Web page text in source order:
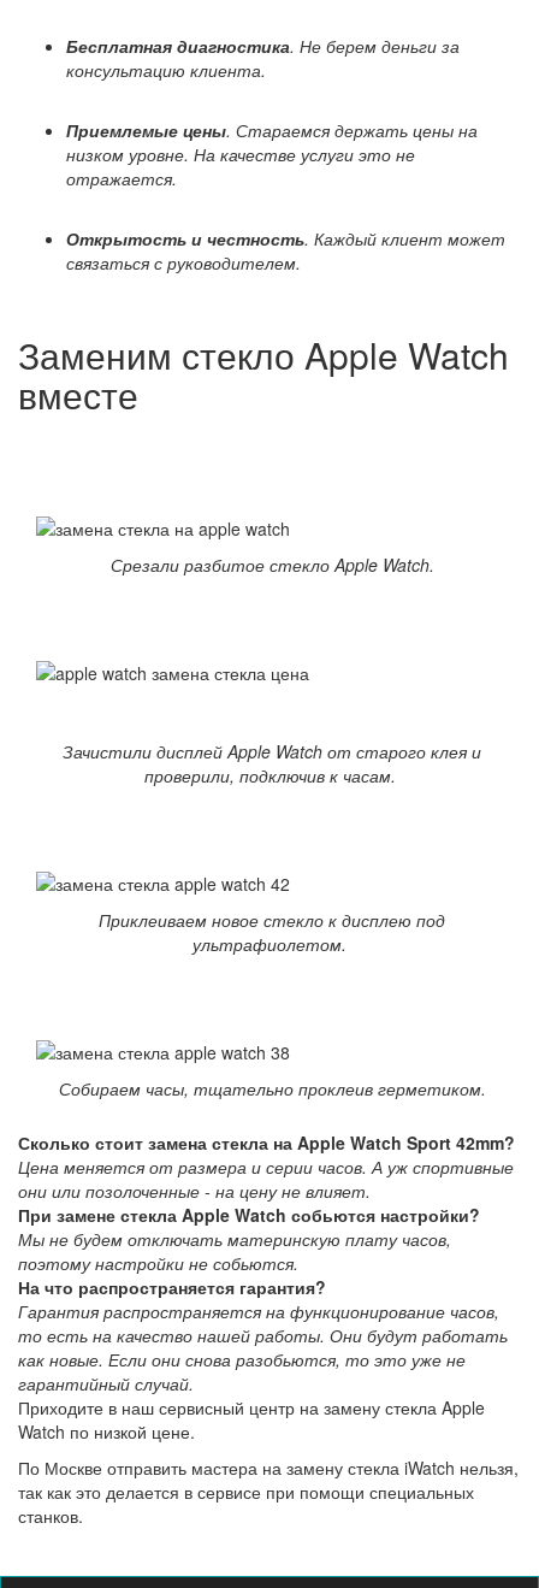
Бесплатная диагностика. Не берем деньги за
консультацию клиента.
Приемлемые цены. Стараемся держать цены на
низком уровне. На качестве услуги это не
отражается.
Открытость и честность. Каждый клиент может
связаться с руководителем.
Заменим стекло Apple Watch
вместе
Срезали разбитое стекло Apple Watch.
Зачистили дисплей Apple Watch от старого клея и
проверили, подключив к часам.
Приклеиваем новое стекло к дисплею под
ультрафиолетом.
Собираем часы, тщательно проклеив герметиком.
Сколько стоит замена стекла на Apple Watch Sport 42mm?
Цена меняется от размера и серии часов. А уж спортивные
они или позолоченные - на цену не влияет.
При замене стекла Apple Watch собьются настройки?
Мы не будем отключать материнскую плату часов,
поэтому настройки не собьются.
На что распространяется гарантия?
Гарантия распространяется на функционирование часов,
то есть на качество нашей работы. Они будут работать
как новые. Если они снова разобьются, то это уже не
гарантийный случай.
Приходите в наш сервисный центр на замену стекла Apple
Watch по низкой цене.
По Москве отправить мастера на замену стекла iWatch нельзя,
так как это делается в сервисе при помощи специальных
станков.